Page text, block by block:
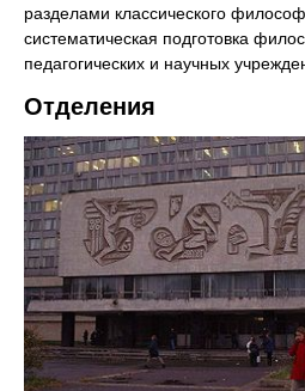
разделами классического
систематическая подготовка
педагогических и научных
Отделения